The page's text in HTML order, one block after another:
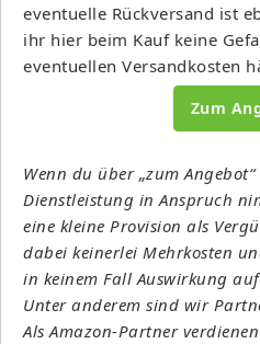
eventuelle Rückversand ist
ihr hier beim Kauf keine
eventuellen Versandkosten
Zum
Wenn du über „zum
Dienstleistung in Anspruch
eine kleine Provision als
dabei keinerlei Mehrkosten
in keinem Fall Auswirkung
Unter anderem sind wir
Als Amazon-Partner